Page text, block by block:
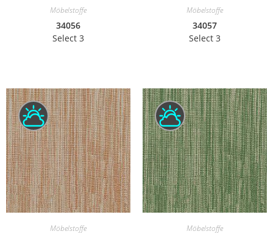
Möbelstoffe
34056
Select 3
Möbelstoffe
34057
Select 3
Möbelstoffe Möbelstoffe